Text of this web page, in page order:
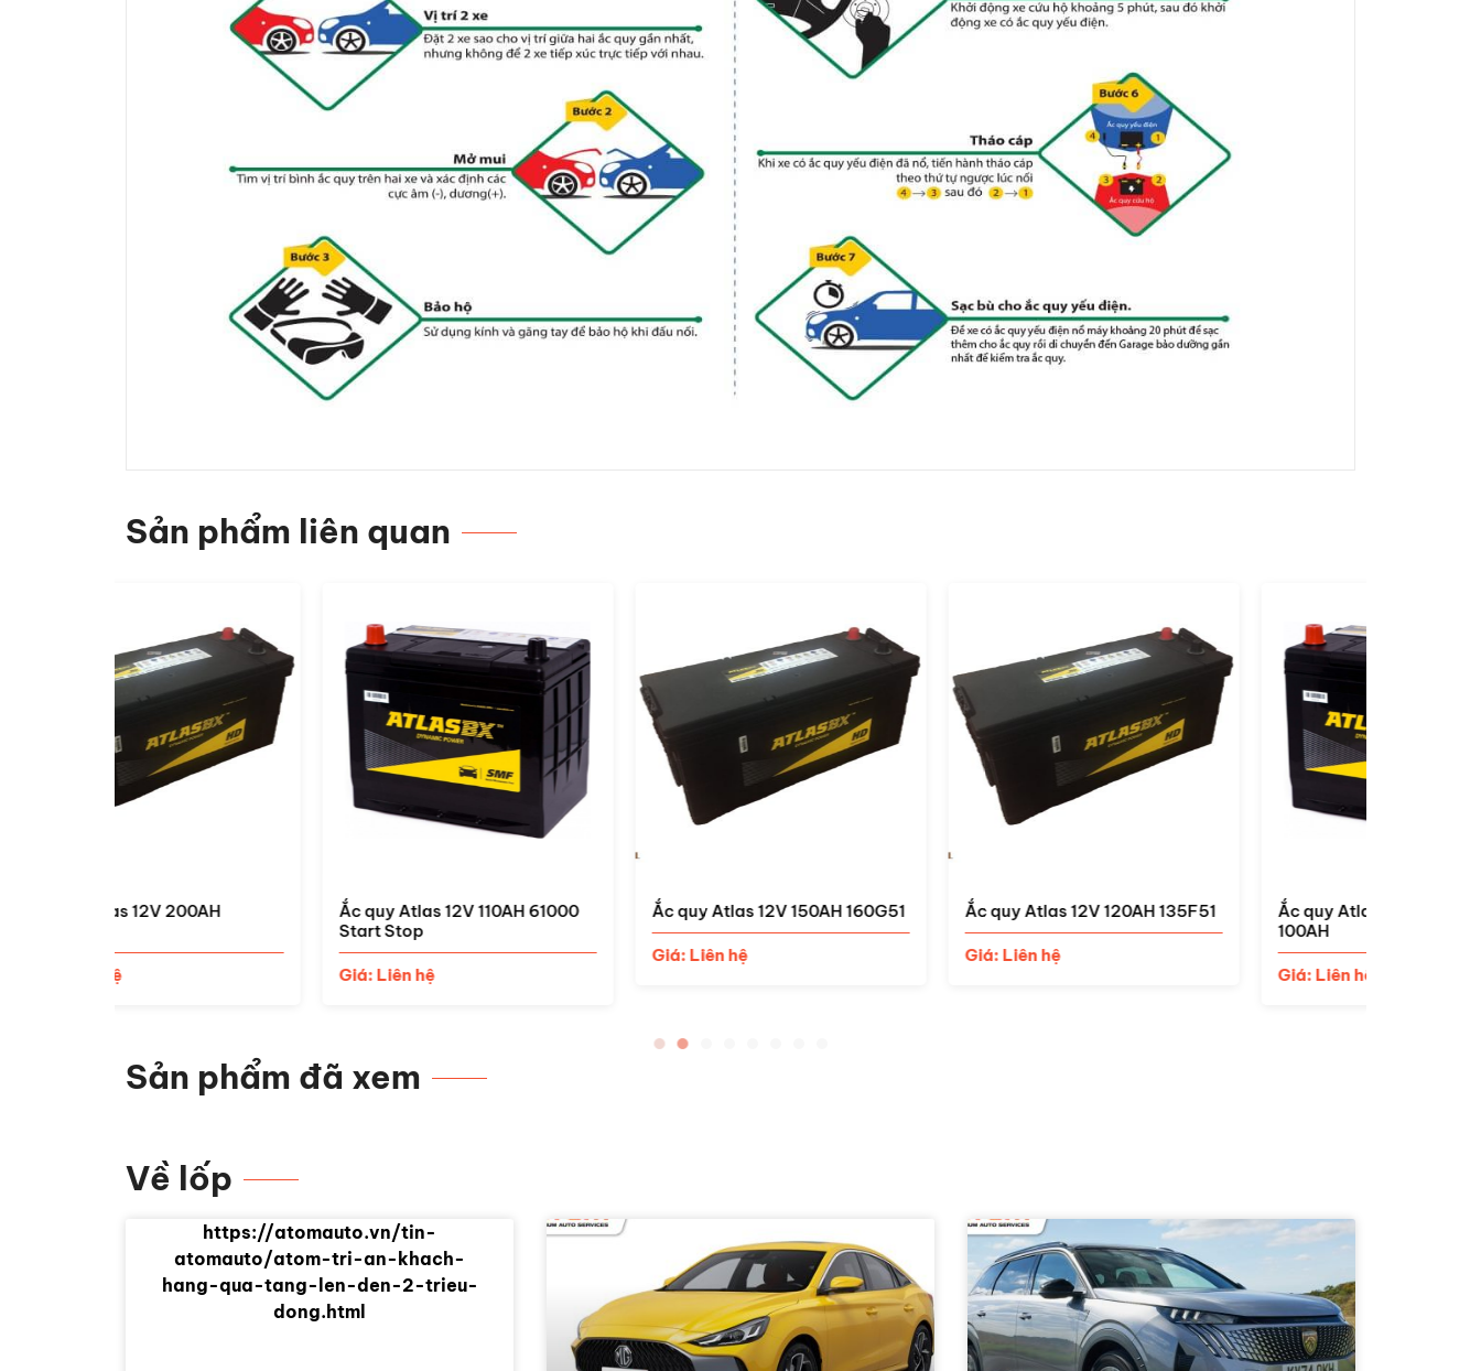
Sản phẩm liên quan
Ắc quy Atlas 12V 110AH 61000
Ắc quy Atlas 12V 150AH 160G51
Giá: Liên hệ
Ắc quy Atlas 12V 120AH 135F51
Ắc quy Atlas DIN 60038 12V
100AH
Sản phẩm đã xem
Về lốp
https://atomauto.vn/tin-
atomauto/atom-tri-an-khach-
hang-qua-tang-len-den-2-trieu-
dong.html